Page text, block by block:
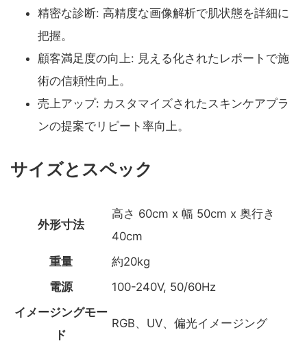
精密な診断: 高精度な画像解析で肌状態を詳細に
把握。
顧客満足度の向上: 見える化されたレポートで施
術の信頼性向上。
売上アップ: カスタマイズされたスキンケアプラ
ンの提案でリピート率向上。
サイズとスペック
外形寸法
高さ 60cm x 幅 50cm x 奥行き
40cm
重量
約20kg
電源
100-240V, 50/60Hz
イメージングモー
ド
RGB、UV、偏光イメージング